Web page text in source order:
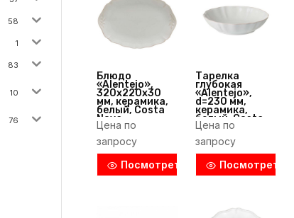
Блюдо
«Alentejo»,
320х220х30
мм, керамика,
белый, Costa
Nova
(Португалия)
Цена по
запросу
Посмотреть
Тарелка
глубокая
«Alentejo»,
d=230 мм,
керамика,
белый, Costa
Nova
Цена по
запросу
Посмотреть
58
1
83
10
76